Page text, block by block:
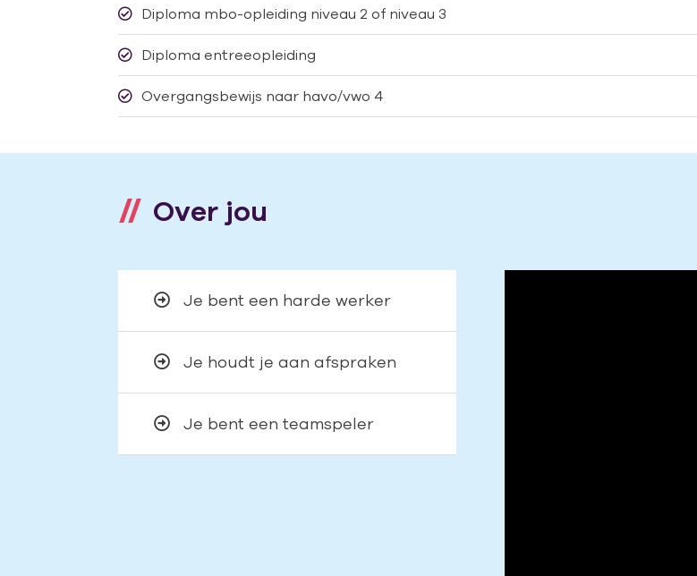
Diploma mbo-opleiding niveau 2 of niveau 3
Diploma entreeopleiding
Overgangsbewijs naar havo/vwo 4
Over jou
Je bent een harde werker
Je houdt je aan afspraken
Je bent een teamspeler